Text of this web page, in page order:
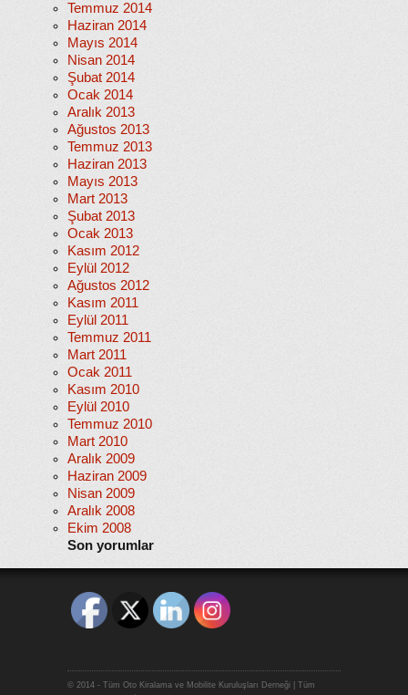
Temmuz 2014
Haziran 2014
Mayıs 2014
Nisan 2014
Şubat 2014
Ocak 2014
Aralık 2013
Ağustos 2013
Temmuz 2013
Haziran 2013
Mayıs 2013
Mart 2013
Şubat 2013
Ocak 2013
Kasım 2012
Eylül 2012
Ağustos 2012
Kasım 2011
Eylül 2011
Temmuz 2011
Mart 2011
Ocak 2011
Kasım 2010
Eylül 2010
Temmuz 2010
Mart 2010
Aralık 2009
Haziran 2009
Nisan 2009
Aralık 2008
Ekim 2008
Son yorumlar
© 2014 - Tüm Oto Kiralama ve Mobilite Kuruluşları Derneği | Tüm